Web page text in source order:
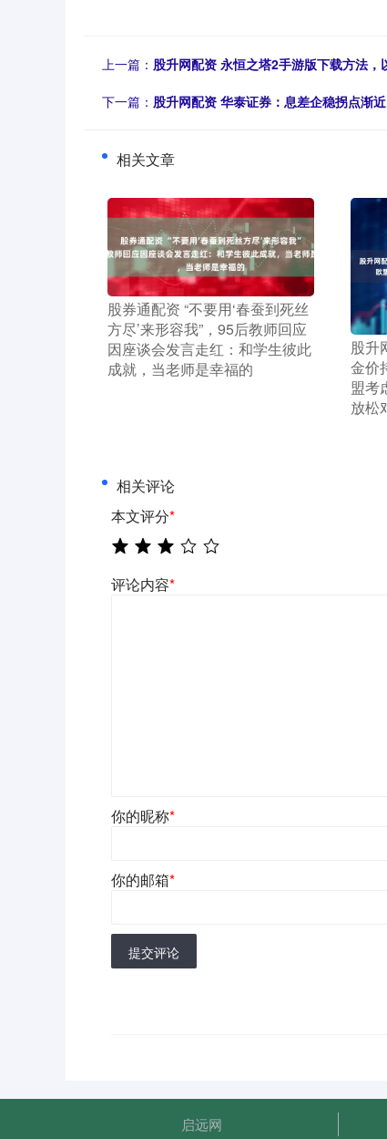
上一篇： 股升网配资 永恒之塔2手游版下载方法
下一篇： 股升网配资 华泰证券：息差企稳拐点渐
相关文章
​股券通配资 “不要用‘春蚕到死丝
方尽’来形容我”，95后教师回应
因座谈会发言走红：和学生彼此
成就，当老师是幸福的
股升
金价
盟考
放松
相关评论
本文评分*
评论内容*
你的昵称*
你的邮箱*
提交评论
启远网